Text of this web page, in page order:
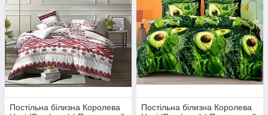
Постільна білизна Королева
Постільна білизна Королева